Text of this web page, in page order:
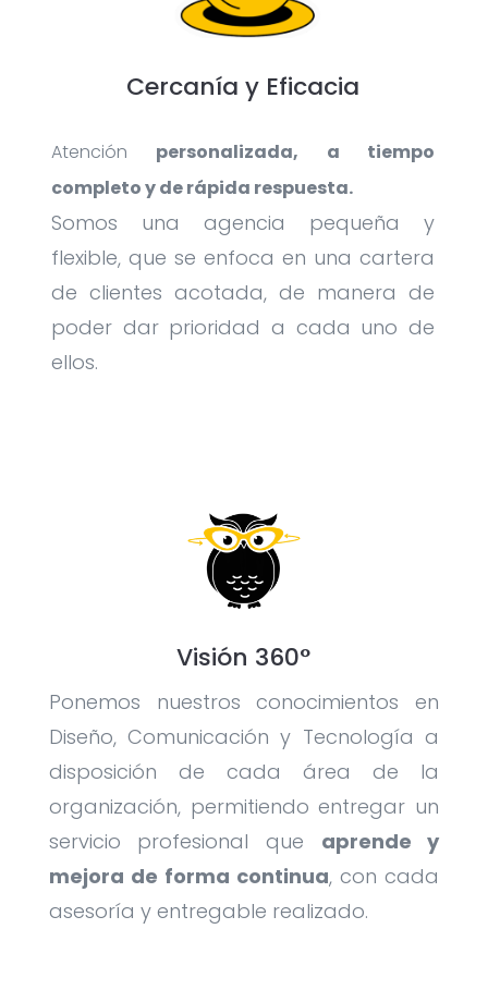
Cercanía y Eficacia
Atención personalizada, a tiempo
completo y de rápida respuesta.
Somos una agencia pequeña y
flexible, que se enfoca en una cartera
de clientes acotada, de manera de
poder dar prioridad a cada uno de
ellos.
Visión 360°
Ponemos nuestros conocimientos en
Diseño, Comunicación y Tecnología a
disposición de cada área de la
organización, permitiendo entregar un
servicio profesional que aprende y
mejora de forma continua, con cada
asesoría y entregable realizado.